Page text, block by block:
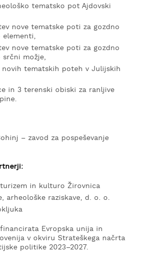
tematsko pot Ajdovski
nove tematske poti za gozdno
nove tematske poti za gozdno
možje,
novih tematskih poteh v Julijskih
in 3 terenski obiski za ranljive
– zavod za pospeševanje
in kulturo Žirovnica
arheološke raziskave, d. o. o.
Evropska unija in
v okviru Strateškega načrta
politike 2023–2027.